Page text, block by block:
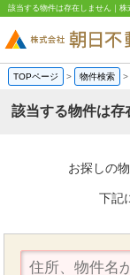
該当する物件は存在しません｜株
TOPページ > 物件検索 >
該当する物件は存
お探しの
下記